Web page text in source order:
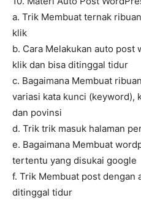
a. Trik Membuat ternak
klik
b. Cara Melakukan auto post
klik dan bisa ditinggal tidur
c. Bagaimana Membuat
variasi kata kunci (keyword),
dan povinsi
d. Trik trik masuk halaman
e. Bagaimana Membuat
tertentu yang disukai google
f. Trik Membuat post dengan
ditinggal tidur